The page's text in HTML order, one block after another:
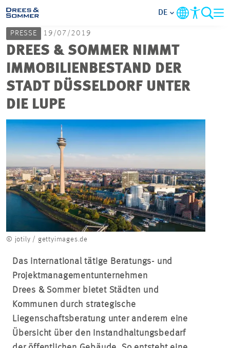
MARKETS
SERVICES
IM FOKUS
KARRIERE
PROJEKTE
KONTAKT
DE
PRESSE 19/07/2019
DREES & SOMMER NIMMT
IMMOBILIENBESTAND DER
STADT DÜSSELDORF UNTER
DIE LUPE
© jotily / gettyimages.de
Das international tätige Beratungs- und
Projektmanagementunternehmen
Drees & Sommer bietet Städten und
Kommunen durch strategische
Liegenschaftsberatung unter anderem eine
Übersicht über den Instandhaltungsbedarf